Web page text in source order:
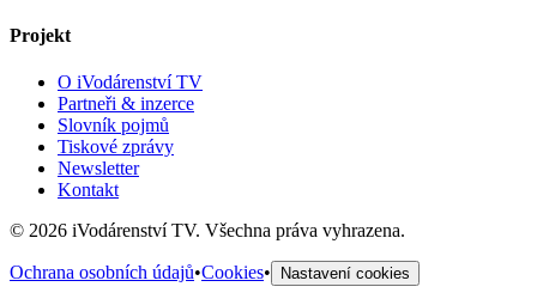
Projekt
O iVodárenství TV
Partneři & inzerce
Slovník pojmů
Tiskové zprávy
Newsletter
Kontakt
© 2026 iVodárenství TV. Všechna práva vyhrazena.
Ochrana osobních údajů•Cookies• Nastavení cookies